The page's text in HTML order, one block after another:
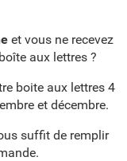
et vous ne recevez
aux lettres ?
boite aux lettres 4
et décembre.
suffit de remplir